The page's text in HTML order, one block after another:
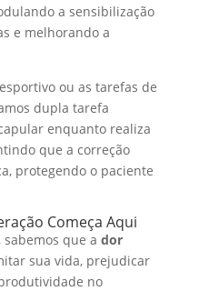
a sensibilização
e melhorando a
ou as tarefas de
dupla tarefa
enquanto realiza
que a correção
protegendo o paciente
Começa Aqui
sabemos que a dor
sua vida, prejudicar
no